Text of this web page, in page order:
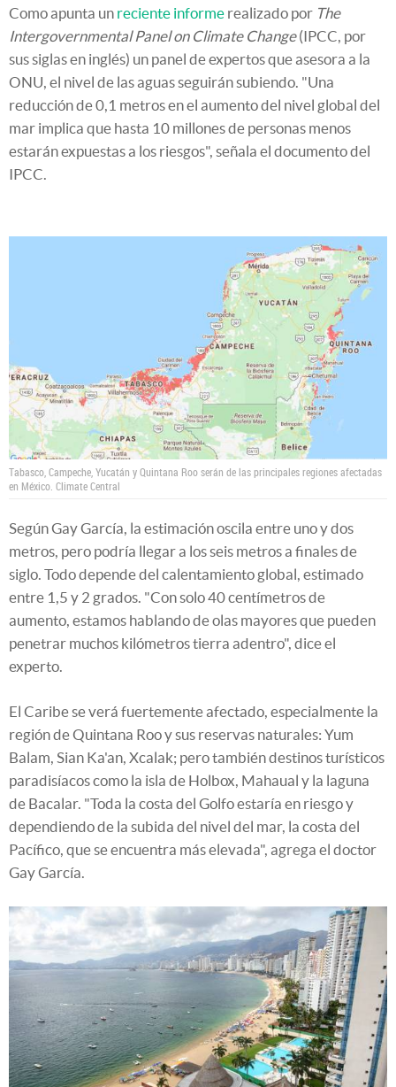
Como apunta un reciente informe realizado por The
Intergovernmental Panel on Climate Change(IPCC, por
sus siglas en inglés) un panel de expertos que asesora a la
ONU, el nivel de las aguas seguirán subiendo. "Una
reducción de 0,1 metros en el aumento del nivel global del
mar implica que hasta 10 millones de personas menos
estarán expuestas a los riesgos", señala el documento del
IPCC.
Tabasco, Campeche, Yucatán y Quintana Roo serán de las principales regiones afectadas
en México. Climate Central
Según Gay García, la estimación oscila entre uno y dos
metros, pero podría llegar a los seis metros a finales de
siglo. Todo depende del calentamiento global, estimado
entre 1,5 y 2 grados. "Con solo 40 centímetros de
aumento, estamos hablando de olas mayores que pueden
penetrar muchos kilómetros tierra adentro", dice el
experto.
El Caribe se verá fuertemente afectado, especialmente la
región de Quintana Roo y sus reservas naturales: Yum
Balam, Sian Ka'an, Xcalak; pero también destinos turísticos
paradisíacos como la isla de Holbox, Mahaual y la laguna
de Bacalar. "Toda la costa del Golfo estaría en riesgo y
dependiendo de la subida del nivel del mar, la costa del
Pacífico, que se encuentra más elevada", agrega el doctor
Gay García.